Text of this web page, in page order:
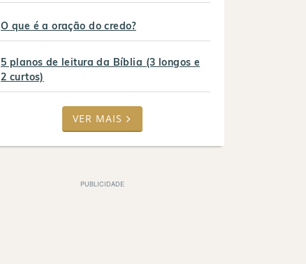
O que é a oração do credo?
5 planos de leitura da Bíblia (3 longos e
2 curtos)
VER MAIS